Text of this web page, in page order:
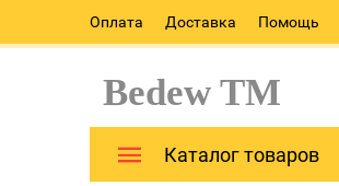
Оплата Доставка Помощь
Bedew TM
Каталог товаров